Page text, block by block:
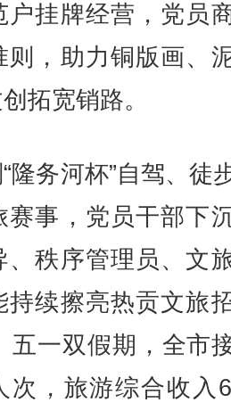
户挂牌经营，党员
则，助力铜版画、
拓宽销路。
务河杯”自驾、徒
赛事，党员干部下
、秩序管理员、文
持续擦亮热贡文旅
五一双假期，全市
次，旅游综合收入